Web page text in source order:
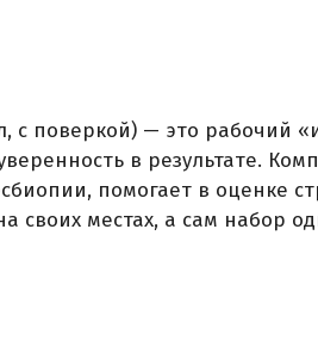
поверкой) — это рабочий
в результате.
помогает в оценке
местах, а сам набор